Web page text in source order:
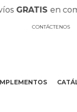
en compras
CONTÁCTENOS